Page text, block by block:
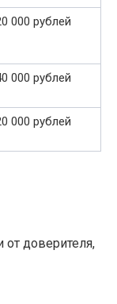
000 рублей
000 рублей
000 рублей
доверителя,